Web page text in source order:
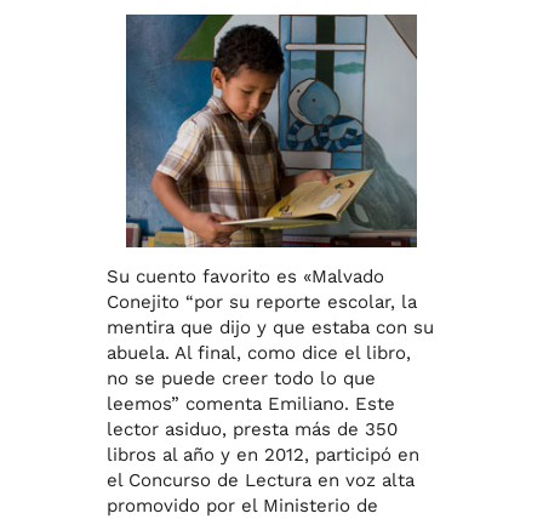
Su cuento favorito es «Malvado
Conejito “por su reporte escolar, la
mentira que dijo y que estaba con su
abuela. Al final, como dice el libro,
no se puede creer todo lo que
leemos” comenta Emiliano. Este
lector asiduo, presta más de 350
libros al año y en 2012, participó en
el Concurso de Lectura en voz alta
promovido por el Ministerio de